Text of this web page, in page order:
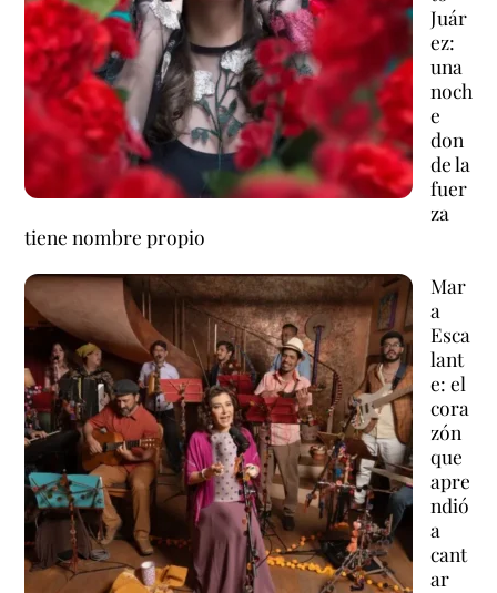
Juár
ez:
una
noch
e
don
de la
fuer
za
tiene nombre propio
Mar
a
Esca
lant
e: el
cora
zón
que
apre
ndió
a
cant
ar